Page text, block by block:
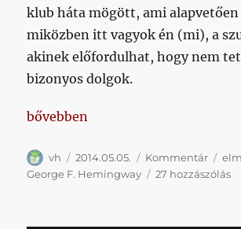
klub háta mögött, ami alapvetően
miközben itt vagyok én (mi), a
akinek előfordulhat, hogy nem
bizonyos dolgok.
„A Hemingway-korszak hét
bővebben
Szerző
vh Közzétéve
2014.05.05. Kategória
Kommentár
George F. Hemingway
27 hozzászólásA